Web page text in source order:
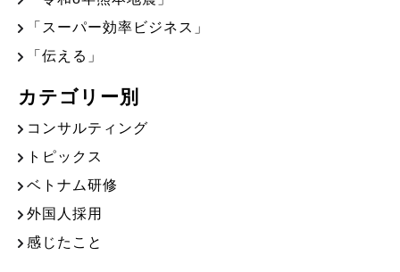
「スーパー効率ビジネス」
「伝える」
カテゴリー別
コンサルティング
トピックス
ベトナム研修
外国人採用
感じたこと